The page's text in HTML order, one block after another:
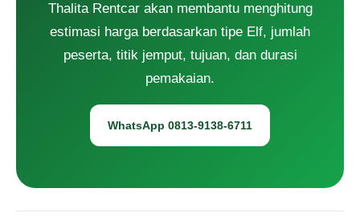
Thalita Rentcar akan membantu menghitung
estimasi harga berdasarkan tipe Elf, jumlah
peserta, titik jemput, tujuan, dan durasi
pemakaian.
WhatsApp 0813-9138-6711